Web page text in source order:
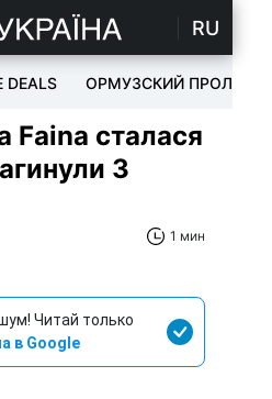
RU
DEALS ОРМУЗСКИЙ ПРОЛИВ
Faina сталася
3
1 мин
Читай только
в Google